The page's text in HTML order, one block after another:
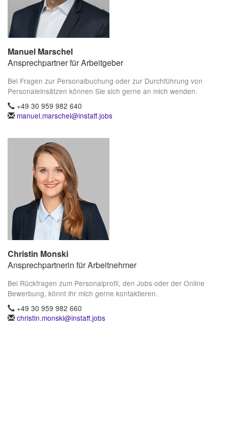
Manuel Marschel
Ansprechpartner für Arbeitgeber
Bei Fragen zur Personalbuchung oder zur Durchführung von
Personaleinsätzen können Sie sich gerne an mich wenden.
+49 30 959 982 640
manuel.marschel@instaff.jobs
Christin Monski
Ansprechpartnerin für Arbeitnehmer
Bei Rückfragen zum Personalprofil, den Jobs oder der Online
Bewerbung, könnt ihr mich gerne kontaktieren.
+49 30 959 982 660
christin.monski@instaff.jobs